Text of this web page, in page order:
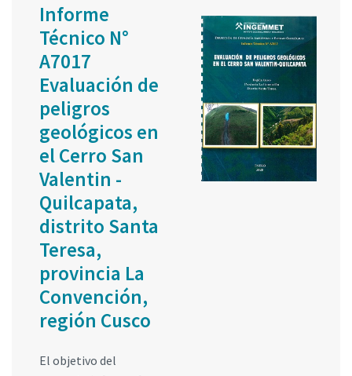
Informe
Técnico N°
A7017
Evaluación de
peligros
geológicos en
el Cerro San
Valentin -
Quilcapata,
distrito Santa
Teresa,
provincia La
Convención,
región Cusco
El objetivo del